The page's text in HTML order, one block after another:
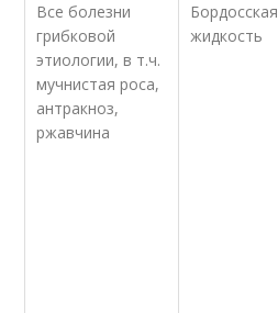
Все болезни
грибковой
этиологии, в т.ч.
мучнистая роса,
антракноз,
ржавчина
Бордосская
жидкость